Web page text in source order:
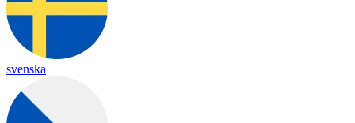
svenska